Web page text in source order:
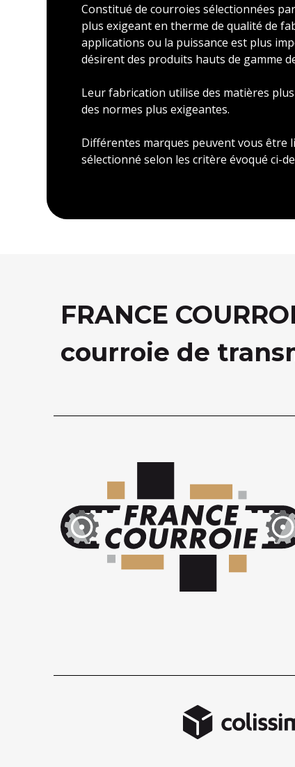
Constitué de courroies sélectionnées
plus exigeant en therme de qualité de
applications ou la puissance est plus
désirent des produits hauts de gamme
Leur fabrication utilise des matières
des normes plus exigeantes.
Différentes marques peuvent vous être
sélectionné selon les critère évoqué ci-
FRANCE
courroie de